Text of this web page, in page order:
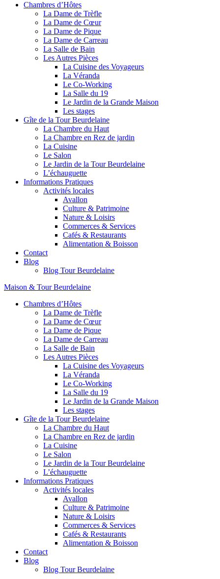
Chambres d’Hôtes
La Dame de Trèfle
La Dame de Cœur
La Dame de Pique
La Dame de Carreau
La Salle de Bain
Les Autres Pièces
La Cuisine des Voyageurs
La Véranda
Le Co-Working
La Salle du 19
Le Jardin de la Grande Maison
Les stages
Gîte de la Tour Beurdelaine
La Chambre du Haut
La Chambre en Rez de jardin
La Cuisine
Le Salon
Le Jardin de la Tour Beurdelaine
L’échauguette
Informations Pratiques
Activités locales
Avallon
Culture & Patrimoine
Nature & Loisirs
Commerces & Services
Cafés & Restaurants
Alimentation & Boisson
Contact
Blog
Blog Tour Beurdelaine
Maison & Tour Beurdelaine
Chambres d’Hôtes
La Dame de Trèfle
La Dame de Cœur
La Dame de Pique
La Dame de Carreau
La Salle de Bain
Les Autres Pièces
La Cuisine des Voyageurs
La Véranda
Le Co-Working
La Salle du 19
Le Jardin de la Grande Maison
Les stages
Gîte de la Tour Beurdelaine
La Chambre du Haut
La Chambre en Rez de jardin
La Cuisine
Le Salon
Le Jardin de la Tour Beurdelaine
L’échauguette
Informations Pratiques
Activités locales
Avallon
Culture & Patrimoine
Nature & Loisirs
Commerces & Services
Cafés & Restaurants
Alimentation & Boisson
Contact
Blog
Blog Tour Beurdelaine